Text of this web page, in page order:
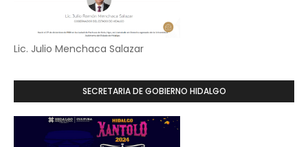
Lic. Julio Menchaca Salazar
SECRETARIA DE GOBIERNO HIDALGO